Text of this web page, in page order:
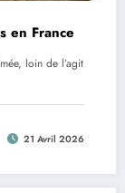
en France
loin de l’agit
21 Avril 2026